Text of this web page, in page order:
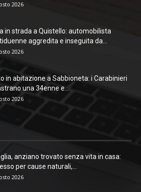
2026
in strada a Quistello: automobilista
aggredita e inseguita da...
2026
in abitazione a Sabbioneta: i Carabinieri
una 34enne e...
2026
anziano trovato senza vita in casa:
per cause naturali,...
2026